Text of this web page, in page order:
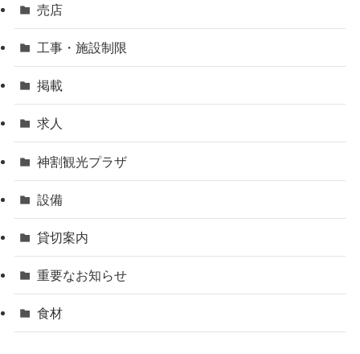
売店
工事・施設制限
掲載
求人
神割観光プラザ
設備
貸切案内
重要なお知らせ
食材